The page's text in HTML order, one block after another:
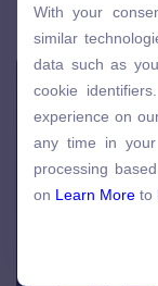
26/02/2026 | Admin
similar
data such as
cookie
experience on
any time in
processing
on
Learn More
With your
similar
data such as
cookie
experience on
any time in
processing
on Learn More to